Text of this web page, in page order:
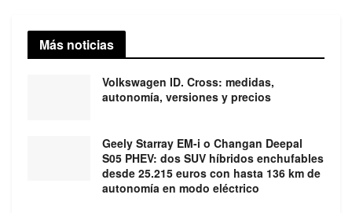
Más noticias
Volkswagen ID. Cross: medidas,
autonomía, versiones y precios
Geely Starray EM-i o Changan Deepal
S05 PHEV: dos SUV híbridos enchufables
desde 25.215 euros con hasta 136 km de
autonomía en modo eléctrico